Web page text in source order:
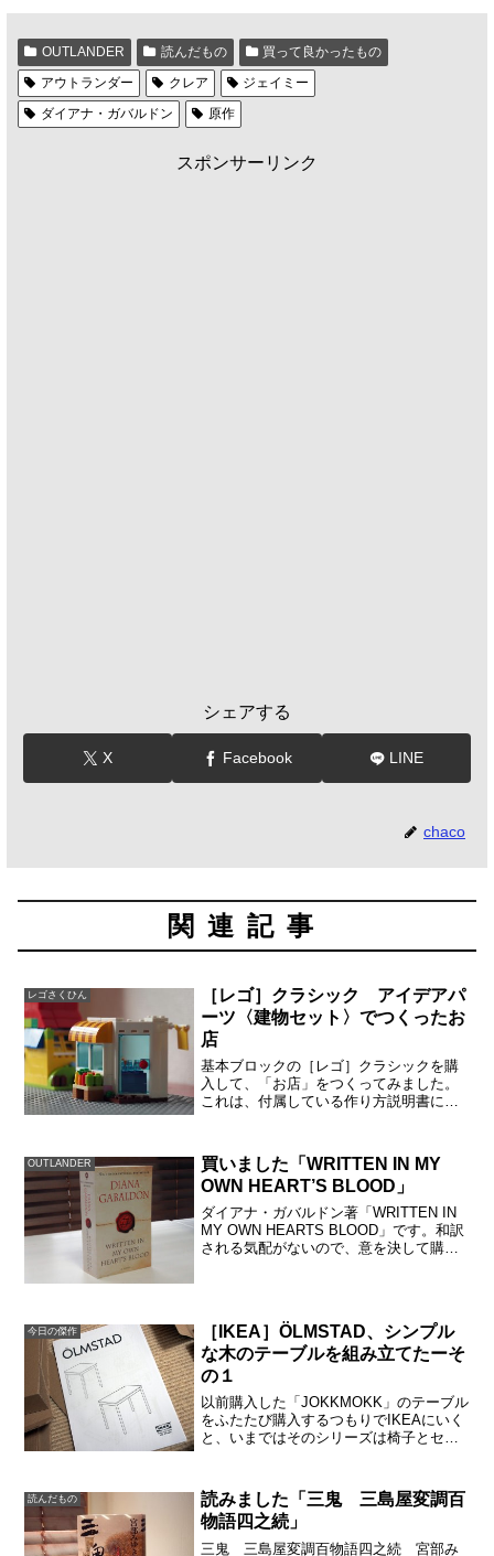
OUTLANDER 読んだもの
買って良かったもの
アウトランダー
クレア
ジェイミー
ダイアナ・ガバルドン
原作
スポンサーリンク
シェアする
X Facebook LINE
chaco
関連記事
レゴさくひん
［レゴ］クラシック アイデアパ
ーツ〈建物セット〉でつくったお
店
基本ブロックの［レゴ］クラシックを購
入して、「お店」をつくってみました。
これは、付属している作り方説明書に記
した。アイデアパーツ 建物セット
（10703）の箱には、...
OUTLANDER
買いました「WRITTEN IN MY
OWN HEART’S BLOOD」
ダイアナ・ガバルドン著「WRITTEN IN
MY OWN HEARTS BLOOD」です。和訳
される気配がないので、意を決して購
今日の傑作
［IKEA］ÖLMSTAD、シンプル
な木のテーブルを組み立てたーそ
の１
以前購入した「JOKKMOKK」のテーブル
をふたたび購入するつもりでIKEAにいく
と、いまではそのシリーズは椅子とセッ
ることになりました。シンプルな木のテ
ーブル、ÖL...
読んだもの
読みました「三鬼 三島屋変調百
物語四之続」
三鬼 三島屋変調百物語四之続 宮部み